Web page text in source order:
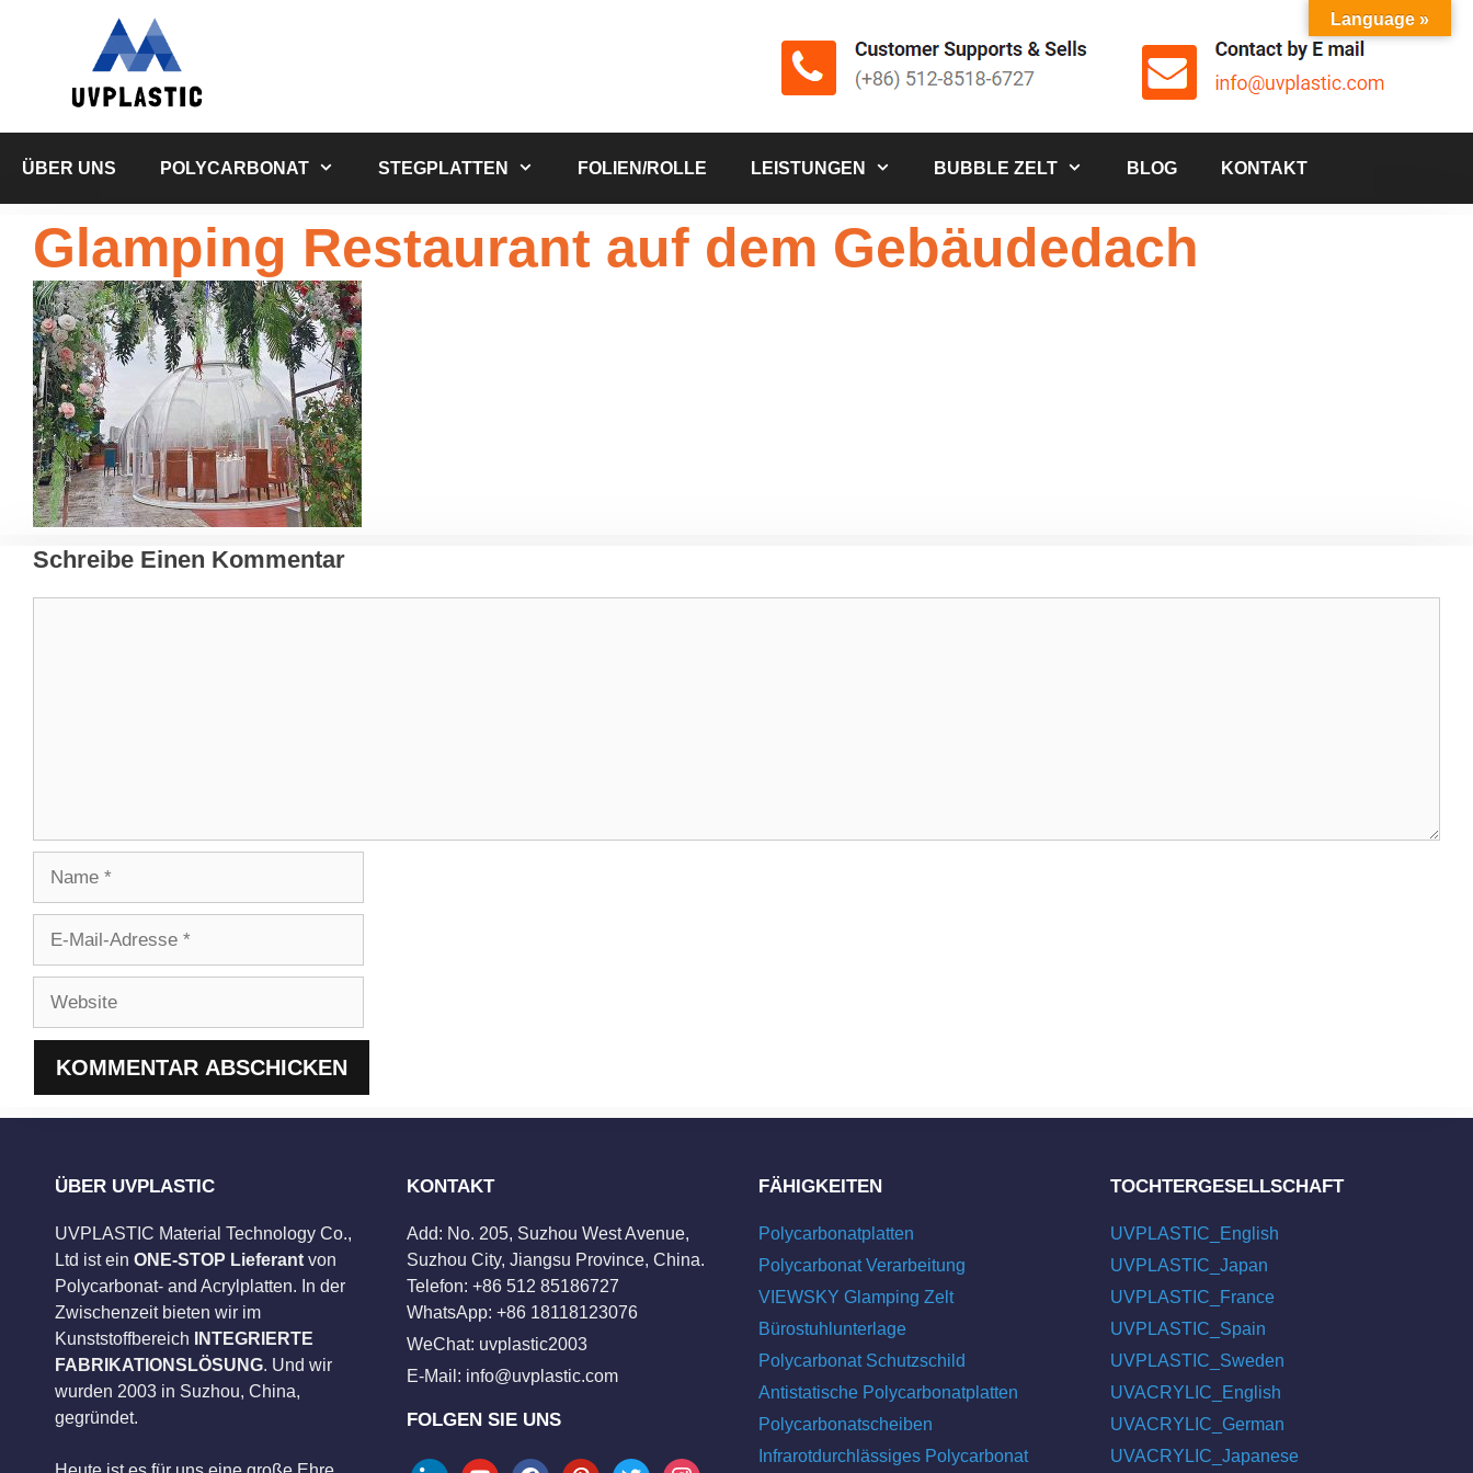
ÜBER UNS POLYCARBONAT STEGPLATTEN FOLIEN/ROLLE LEISTUNGEN BUBBLE ZELT BLOG KONTAKT
Glamping Restaurant auf dem Gebäudedach
Schreibe Einen Kommentar
Adresse
ÜBER UVPLASTIC
UVPLASTIC Material Technology Co.,
Ltd ist ein ONE-STOP Lieferant von
Polycarbonat- and Acrylplatten. In der
Zwischenzeit bieten wir im
Kunststoffbereich
INTEGRIERTE
FABRIKATIONSLÖSUNG. Und wir
wurden 2003 in Suzhou, China,
gegründet.
KONTAKT
Add: No. 205, Suzhou West Avenue,
Suzhou City, Jiangsu Province, China.
Telefon: +86 512 85186727
WhatsApp: +86 18118123076
WeChat: uvplastic2003
E-Mail: info@uvplastic.com
FOLGEN SIE UNS
FÄHIGKEITEN
Polycarbonatplatten
Polycarbonat Verarbeitung
VIEWSKY Glamping Zelt
Bürostuhlunterlage
Polycarbonat Schutzschild
Antistatische Polycarbonatplatten
Polycarbonatscheiben
Infrarotdurchlässiges Polycarbonat
TOCHTERGESELLSCHAFT
UVPLASTIC_English
UVPLASTIC_Japan
UVPLASTIC_France
UVPLASTIC_Spain
UVPLASTIC_Sweden
UVACRYLIC_English
UVACRYLIC_German
UVACRYLIC_Japanese
Language »